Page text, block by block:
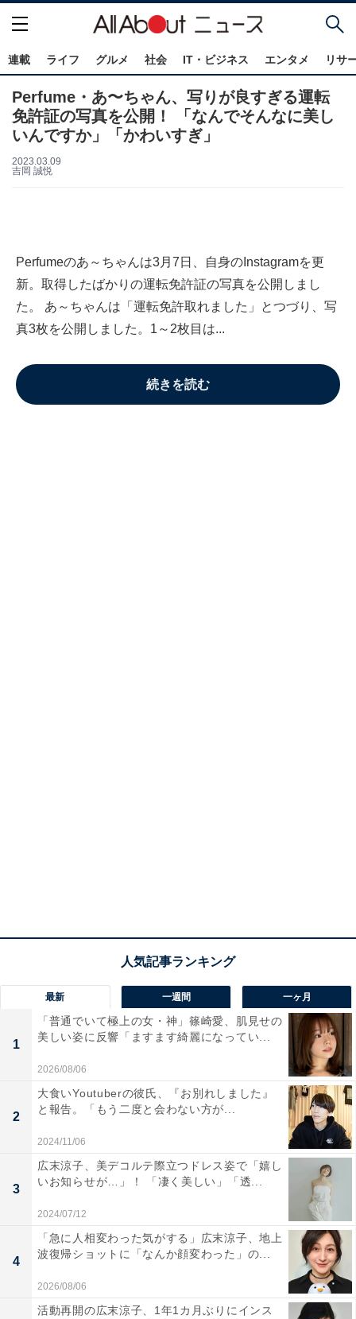
連載 ライフ グルメ 社会 IT・ビジネス エンタメ リサ
Perfume・あ〜ちゃん、写りが良すぎる運転
免許証の写真を公開！ 「なんでそんなに美し
いんですか」「かわいすぎ」
2023.03.09
吉岡 誠悦
Perfumeのあ～ちゃんは3月7日、自身のInstagramを更
新。取得したばかりの運転免許証の写真を公開しまし
た。 あ～ちゃんは「運転免許取れました」とつづり、写
真3枚を公開しました。1～2枚目は...
続きを読む
最新 一週間 一ヶ月
1
「普通でいて極上の女・神」篠崎愛、肌見せの
美しい姿に反響「ますます綺麗になってい...
2026/08/06
2
大食いYoutuberの彼氏、『お別れしました』
と報告。「もう二度と会わない方が...
2024/11/06
3
広末涼子、美デコルテ際立つドレス姿で「嬉し
いお知らせが…」！ 「凄く美しい」「透...
2024/07/12
4
「急に人相変わった気がする」広末涼子、地上
波復帰ショットに「なんか顔変わった」の...
2026/08/06
活動再開の広末涼子、1年1カ月ぶりにインス